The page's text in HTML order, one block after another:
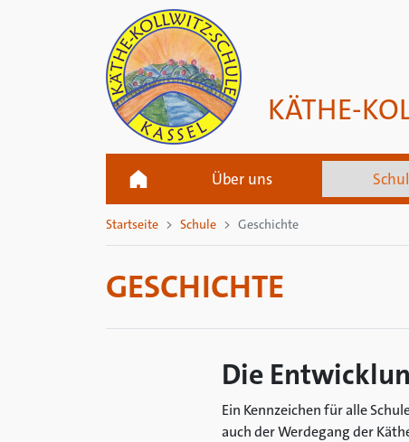
KÄTHE-
Über uns
Startseite Schule Geschichte
GESCHICHTE
Die
Ein Kennzeichen für alle
auch der Werdegang der